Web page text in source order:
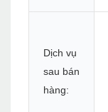
Dịch vụ
sau bán
hàng: